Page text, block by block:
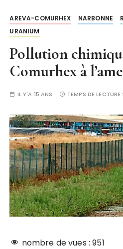
AREVA-COMURHEX NARBONNE
URANIUM
Pollution
Comurhex à
IL Y'A 15 ANS TEMPS DE LECTURE :
nombre de vues : 951